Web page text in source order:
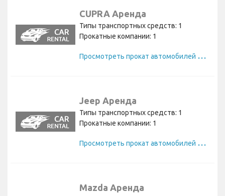
CUPRA Аренда
Типы транспортных средств: 1
Прокатные компании: 1
П
росмотреть прокат автомобилей CUPRA
Jeep Аренда
Типы транспортных средств: 1
Прокатные компании: 1
П
росмотреть прокат автомобилей Jeep
Mazda Аренда